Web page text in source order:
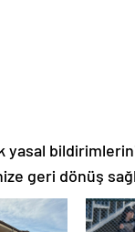
yasal
geri dönüş